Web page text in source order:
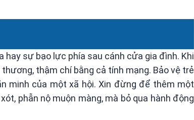
sự bạo lực phía sau cánh cửa gia đình. Khi
thậm chí bằng cả tính mạng. Bảo vệ trẻ
minh của một xã hội. Xin đừng để thêm một
phẫn nộ muộn màng, mà bỏ qua hành động